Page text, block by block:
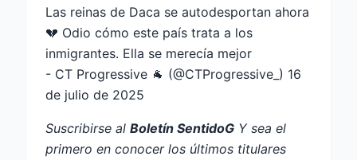
Las reinas de Daca se autodesportan ahora
💔 Odio cómo este país trata a los
inmigrantes. Ella se merecía mejor
- CT Progressive 🐐 (@CTProgressive_) 16
de julio de 2025
Suscribirse al Boletín SentidoG Y sea el
primero en conocer los últimos titulares